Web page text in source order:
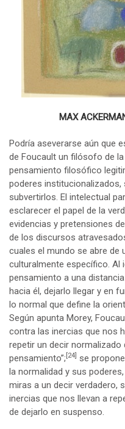
MAX
Podría aseverarse aún que
de Foucault un filósofo de
pensamiento filosófico
poderes
subvertirlos. El intelectual
esclarecer el papel de la
evidencias y pretensiones
de los discursos
cuales el mundo se abre de
culturalmente específico. Al
pensamiento a una
hacia él, dejarlo llegar y en
lo normal que define la
Según apunta Morey,
contra las inercias que nos
repetir un decir normalizado
pensamiento”; [24]
se
la normalidad y sus
miras a un decir verdadero,
inercias que nos llevan a
de dejarlo en suspenso.